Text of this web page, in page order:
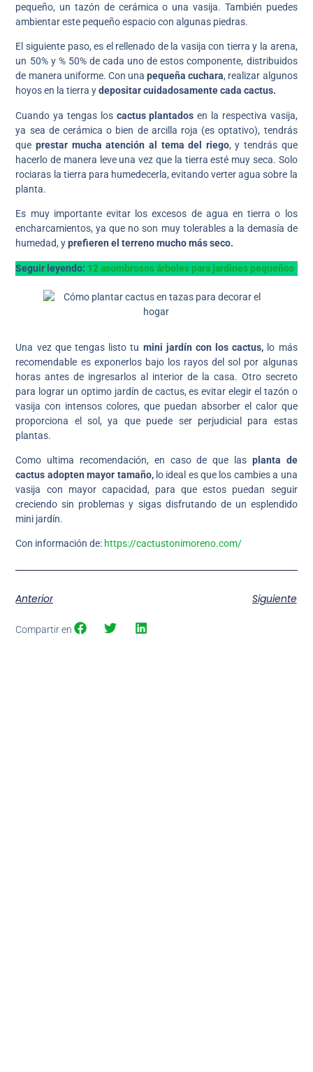
pequeño, un tazón de cerámica o una vasija. También puedes
ambientar este pequeño espacio con algunas piedras.
El siguiente paso, es el rellenado de la vasija con tierra y la arena,
un 50% y % 50% de cada uno de estos componente, distribuidos
de manera uniforme. Con unapequeña cuchara, realizar algunos
hoyos en la tierra ydepositar cuidadosamente cada cactus.
Cuando ya tengas los cactus plantadosen la respectiva vasija,
ya sea de cerámica o bien de arcilla roja (es optativo), tendrás
queprestar mucha atención al tema del riego, y tendrás que
hacerlo de manera leve una vez que la tierra esté muy seca. Solo
rociaras la tierra para humedecerla, evitando verter agua sobre la
planta.
Es muy importante evitar los excesos de agua en tierra o los
encharcamientos, ya que no son muy tolerables a la demasía de
humedad, yprefieren el terreno mucho más seco.
Seguir leyendo: 12 asombrosos árboles para jardines pequeños
Una vez que tengas listo tu mini jardín con los cactus, lo más
recomendable es exponerlos bajo los rayos del sol por algunas
horas antes de ingresarlos al interior de la casa. Otro secreto
para lograr un optimo jardín de cactus, es evitar elegir el tazón o
vasija con intensos colores, que puedan absorber el calor que
proporciona el sol, ya que puede ser perjudicial para estas
plantas.
Como ultima recomendación, en caso de que las planta de
cactus adopten mayor tamaño,lo ideal es que los cambies a una
vasija con mayor capacidad, para que estos puedan seguir
creciendo sin problemas y sigas disfrutando de un esplendido
mini jardín.
Con información de: https://cactustonimoreno.com/
Anterior Siguiente
Compartir en